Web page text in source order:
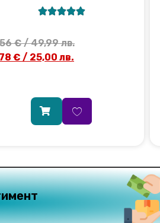

€/ 49,99 лв.
€ / 25,00 лв.